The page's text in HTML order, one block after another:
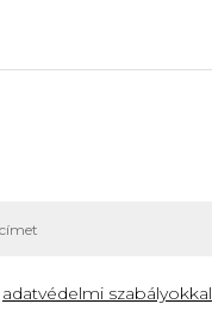
adatvédelmi szabályokkal